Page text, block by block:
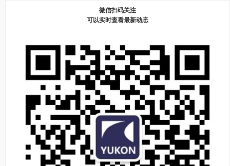
微信扫码关注
可以实时查看最新动态